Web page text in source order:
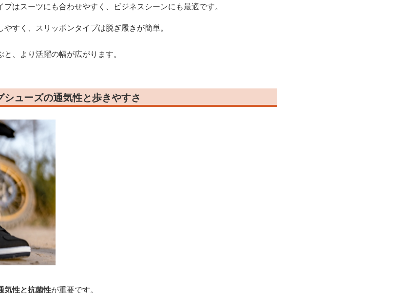
はスーツにも合わせやすく、ビジネスシーンにも最適です。
すく、スリッポンタイプは脱ぎ履きが簡単。
、より活躍の幅が広がります。
ューズの通気性と歩きやすさ
気性と抗菌性が重要です。